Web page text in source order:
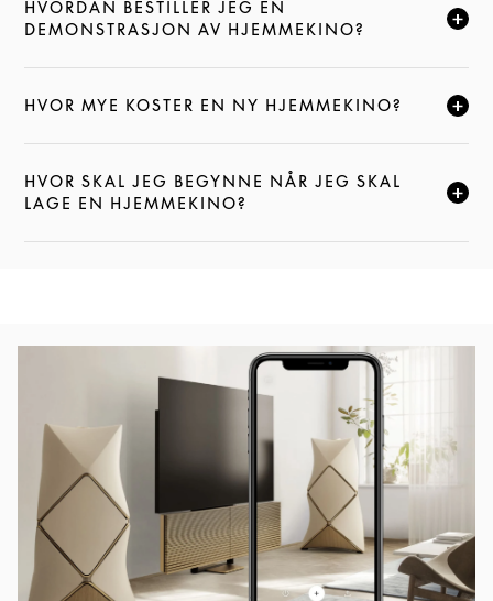
HVORDAN BESTILLER JEG EN
DEMONSTRASJON AV HJEMMEKINO?
KLIKK FOR Å UTVIDE DENNE BESKRIVELSEN, OG
HVOR MYE KOSTER EN NY HJEMMEKINO?
KLIKK FOR Å UTVIDE DENNE BESKRIVELSEN, OG
HVOR SKAL JEG BEGYNNE NÅR JEG SKAL
LAGE EN HJEMMEKINO?
KLIKK FOR Å UTVIDE DENNE BESKRIVELSEN, OG